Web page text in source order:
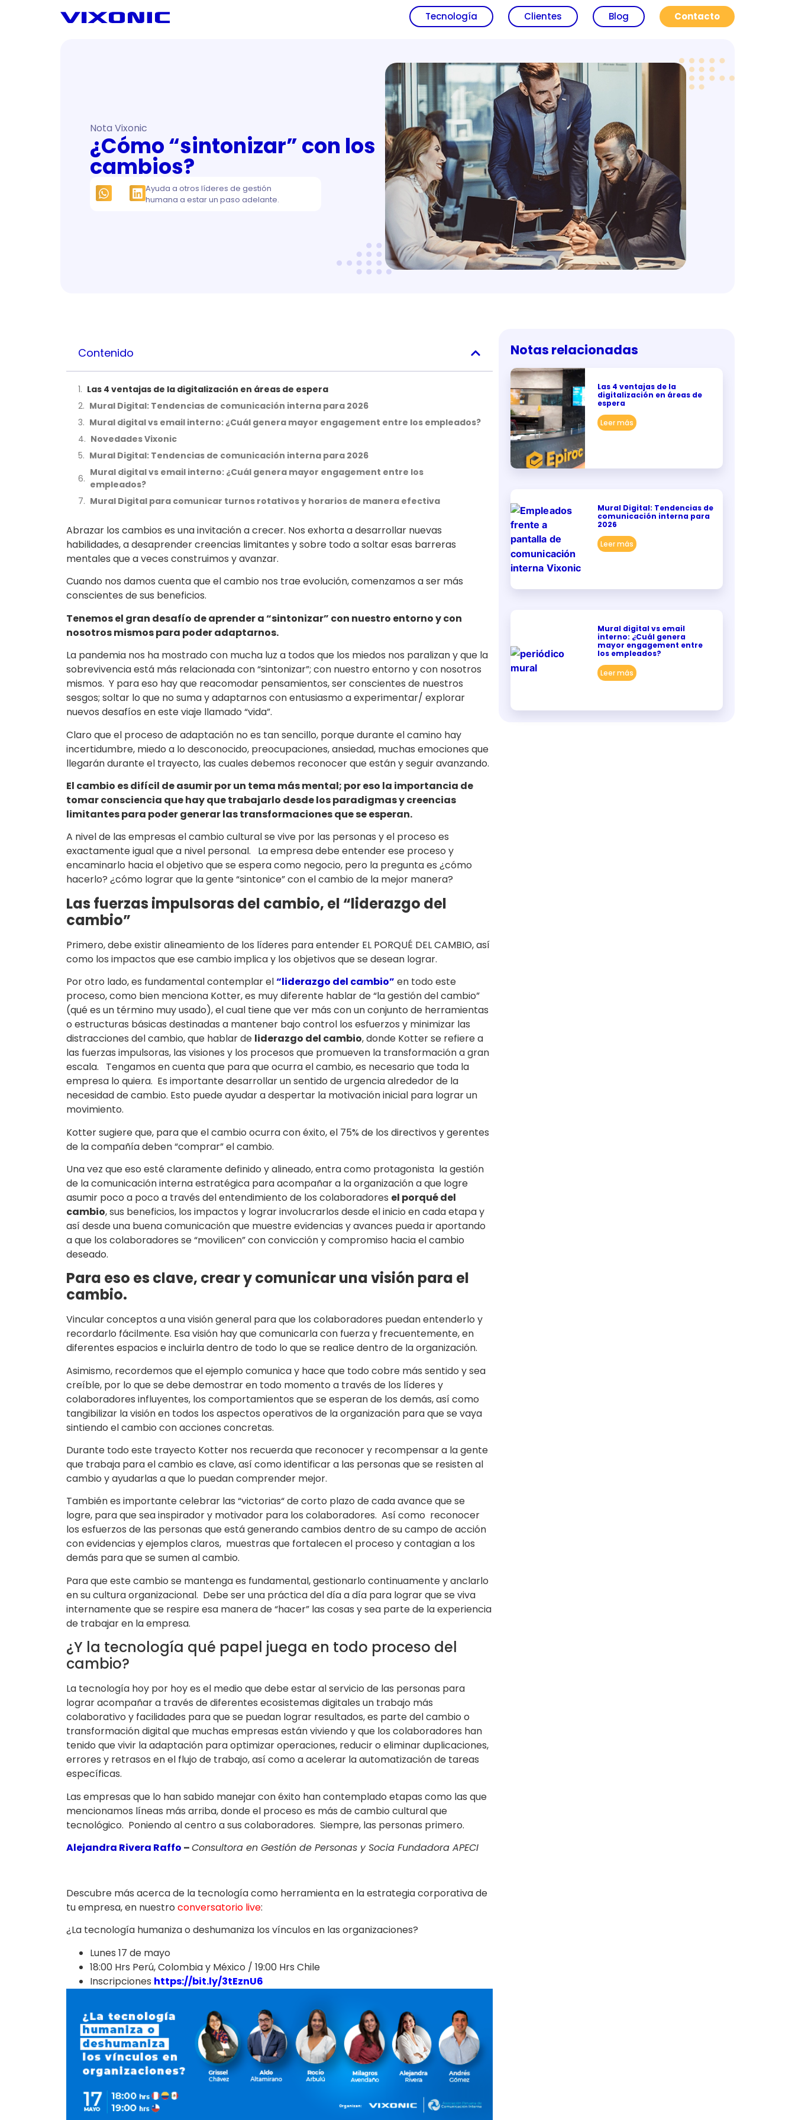
Tecnología Clientes Blog Contacto
Nota Vixonic
¿Cómo “sintonizar” con los
cambios?
Ayuda a otros líderes de gestión
humana a estar un paso adelante.
Contenido
Las 4 ventajas de la digitalización en áreas de espera
Mural Digital: Tendencias de comunicación interna para 2026
Mural digital vs email interno: ¿Cuál genera mayor engagement entre los empleados?
Novedades Vixonic
Mural Digital: Tendencias de comunicación interna para 2026
Mural digital vs email interno: ¿Cuál genera mayor engagement entre los
empleados?
Mural Digital para comunicar turnos rotativos y horarios de manera efectiva
Abrazar los cambios es una invitación a crecer. Nos exhorta a desarrollar nuevas
habilidades, a desaprender creencias limitantes y sobre todo a soltar esas barreras
mentales que a veces construimos y avanzar.
Cuando nos damos cuenta que el cambio nos trae evolución, comenzamos a ser más
conscientes de sus beneficios.
Tenemos el gran desafío de aprender a “sintonizar” con nuestro entorno y con
nosotros mismos para poder adaptarnos.
La pandemia nos ha mostrado con mucha luz a todos que los miedos nos paralizan y que la
sobrevivencia está más relacionada con “sintonizar”; con nuestro entorno y con nosotros
mismos. Y para eso hay que reacomodar pensamientos, ser conscientes de nuestros
sesgos; soltar lo que no suma y adaptarnos con entusiasmo a experimentar/ explorar
nuevos desafíos en este viaje llamado “vida”.
Claro que el proceso de adaptación no es tan sencillo, porque durante el camino hay
incertidumbre, miedo a lo desconocido, preocupaciones, ansiedad, muchas emociones que
llegarán durante el trayecto, las cuales debemos reconocer que están y seguir avanzando.
El cambio es difícil de asumir por un tema más mental; por eso la importancia de
tomar consciencia que hay que trabajarlo desde los paradigmas y creencias
limitantes para poder generar las transformaciones que se esperan.
A nivel de las empresas el cambio cultural se vive por las personas y el proceso es
exactamente igual que a nivel personal. La empresa debe entender ese proceso y
encaminarlo hacia el objetivo que se espera como negocio, pero la pregunta es ¿cómo
hacerlo? ¿cómo lograr que la gente “sintonice” con el cambio de la mejor manera?
Las fuerzas impulsoras del cambio, el “liderazgo del
cambio”
Primero, debe existir alineamiento de los líderes para entender EL PORQUÉ DEL CAMBIO, así
como los impactos que ese cambio implica y los objetivos que se desean lograr.
Por otro lado, es fundamental contemplar el“liderazgo del cambio” en todo este
proceso, como bien menciona Kotter, es muy diferente hablar de “la gestión del cambio”
(qué es un término muy usado), el cual tiene que ver más con un conjunto de herramientas
o estructuras básicas destinadas a mantener bajo control los esfuerzos y minimizar las
distracciones del cambio, que hablar de liderazgo del cambio, donde Kotter se refiere a
las fuerzas impulsoras, las visiones y los procesos que promueven la transformación a gran
escala. Tengamos en cuenta que para que ocurra el cambio, es necesario que toda la
empresa lo quiera. Es importante desarrollar un sentido de urgencia alrededor de la
necesidad de cambio. Esto puede ayudar a despertar la motivación inicial para lograr un
movimiento.
Kotter sugiere que, para que el cambio ocurra con éxito, el 75% de los directivos y gerentes
de la compañía deben “comprar” el cambio.
Una vez que eso esté claramente definido y alineado, entra como protagonista la gestión
de la comunicación interna estratégica para acompañar a la organización a que logre
asumir poco a poco a través del entendimiento de los colaboradores el porqué del
cambio, sus beneficios, los impactos y lograr involucrarlos desde el inicio en cada etapa y
así desde una buena comunicación que muestre evidencias y avances pueda ir aportando
a que los colaboradores se “movilicen” con convicción y compromiso hacia el cambio
deseado.
Para eso es clave, crear y comunicar una visión para el
cambio.
Vincular conceptos a una visión general para que los colaboradores puedan entenderlo y
recordarlo fácilmente. Esa visión hay que comunicarla con fuerza y frecuentemente, en
diferentes espacios e incluirla dentro de todo lo que se realice dentro de la organización.
Asimismo, recordemos que el ejemplo comunica y hace que todo cobre más sentido y sea
creíble, por lo que se debe demostrar en todo momento a través de los líderes y
colaboradores influyentes, los comportamientos que se esperan de los demás, así como
tangibilizar la visión en todos los aspectos operativos de la organización para que se vaya
sintiendo el cambio con acciones concretas.
Durante todo este trayecto Kotter nos recuerda que reconocer y recompensar a la gente
que trabaja para el cambio es clave, así como identificar a las personas que se resisten al
cambio y ayudarlas a que lo puedan comprender mejor.
También es importante celebrar las “victorias“ de corto plazo de cada avance que se
logre, para que sea inspirador y motivador para los colaboradores. Así como reconocer
los esfuerzos de las personas que está generando cambios dentro de su campo de acción
con evidencias y ejemplos claros, muestras que fortalecen el proceso y contagian a los
demás para que se sumen al cambio.
Para que este cambio se mantenga es fundamental, gestionarlo continuamente y anclarlo
en su cultura organizacional. Debe ser una práctica del día a día para lograr que se viva
internamente que se respire esa manera de “hacer” las cosas y sea parte de la experiencia
de trabajar en la empresa.
¿Y la tecnología qué papel juega en todo proceso del
cambio?
La tecnología hoy por hoy es el medio que debe estar al servicio de las personas para
lograr acompañar a través de diferentes ecosistemas digitales un trabajo más
colaborativo y facilidades para que se puedan lograr resultados, es parte del cambio o
transformación digital que muchas empresas están viviendo y que los colaboradores han
tenido que vivir la adaptación para optimizar operaciones, reducir o eliminar duplicaciones,
errores y retrasos en el flujo de trabajo, así como a acelerar la automatización de tareas
específicas.
Las empresas que lo han sabido manejar con éxito han contemplado etapas como las que
mencionamos líneas más arriba, donde el proceso es más de cambio cultural que
tecnológico. Poniendo al centro a sus colaboradores. Siempre, las personas primero.
Alejandra Rivera Raffo –Consultora en Gestión de Personas y Socia Fundadora APECI
Descubre más acerca de la tecnología como herramienta en la estrategia corporativa de
tu empresa, en nuestro conversatorio live:
¿La tecnología humaniza o deshumaniza los vínculos en las organizaciones?
Lunes 17 de mayo
18:00 Hrs Perú, Colombia y México / 19:00 Hrs Chile
Inscripciones https://bit.ly/3tEznU6
Notas relacionadas
Las 4 ventajas de la
digitalización en áreas de
espera
Leer más
Mural Digital: Tendencias de
comunicación interna para
2026
Leer más
Mural digital vs email
interno: ¿Cuál genera
mayor engagement entre
los empleados?
Leer más